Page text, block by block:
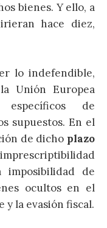
bienes. Y ello, a
hace diez,
lo indefendible,
Unión Europea
específicos de
supuestos. En el
de dicho plazo
de
ocultos en el
la evasión fiscal.